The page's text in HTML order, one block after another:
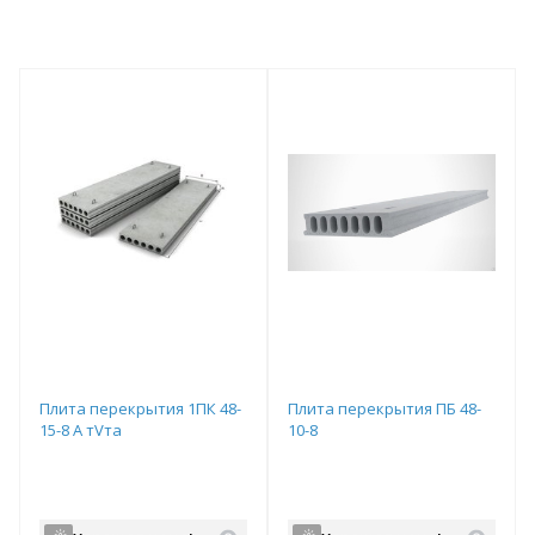
Плита перекрытия 1ПК 48-
15-8 А тVта
Плита перекрытия ПБ 48-
10-8